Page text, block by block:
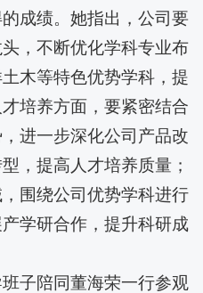
成绩。她指出，公司要
，不断优化学科专业布
木等特色优势学科，提
培养方面，要紧密结合
进一步深化公司产品改
，提高人才培养质量；
围绕公司优势学科进行
学研合作，提升科研成
子陪同董海荣一行参观